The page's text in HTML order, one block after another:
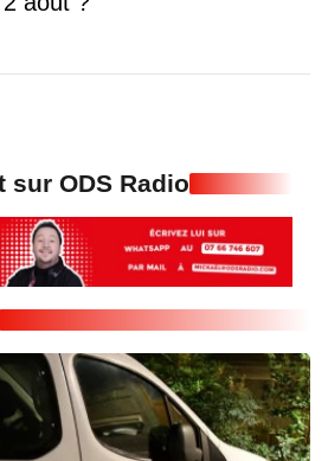
sur ODS Radio